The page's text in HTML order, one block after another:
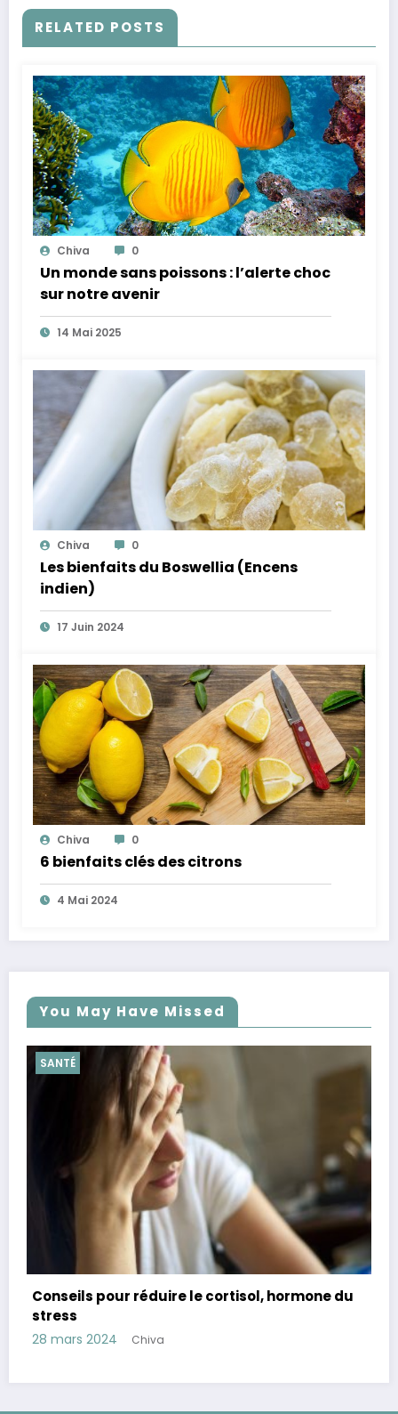
RELATED POSTS
Chiva 0
Un monde sans poissons : l’alerte choc
sur notre avenir
14 Mai 2025
Chiva 0
Les bienfaits du Boswellia (Encens
indien)
17 Juin 2024
Chiva 0
6 bienfaits clés des citrons
4 Mai 2024
You May Have Missed
du Auto-immunité et toxicité des métaux